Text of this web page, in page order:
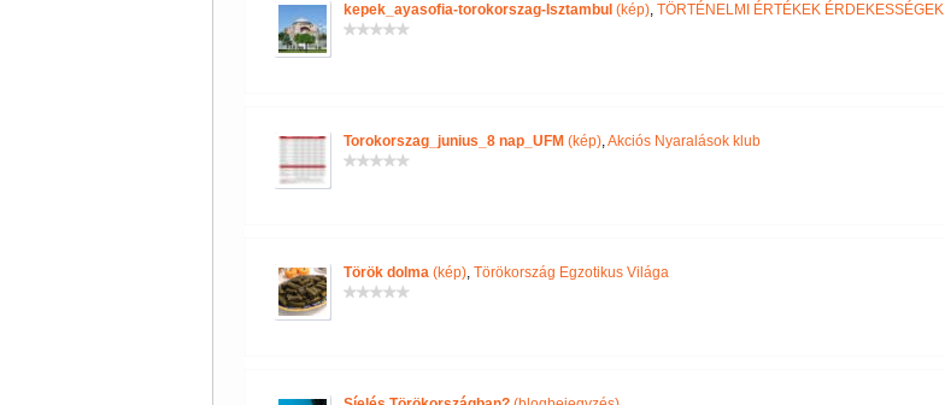
kepek_ayasofia-torokorszag-Isztambul (kép), TÖRTÉNELMI ÉRTÉKEK ÉRDEKESSÉGEK
Torokorszag_junius_8 nap_UFM (kép),Akciós Nyaralások klub
Török dolma(kép), Törökország Egzotikus Világa